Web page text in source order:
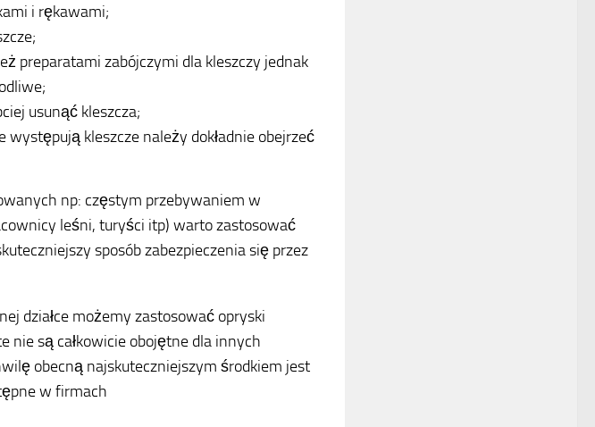
i rękawami;
preparatami zabójczymi dla kleszczy jednak
usunąć kleszcza;
występują kleszcze należy dokładnie obejrzeć
np: częstym przebywaniem w
leśni, turyści itp) warto zastosować
sposób zabezpieczenia się przez
działce możemy zastosować opryski
nie są całkowicie obojętne dla innych
obecną najskuteczniejszym środkiem jest
w firmach